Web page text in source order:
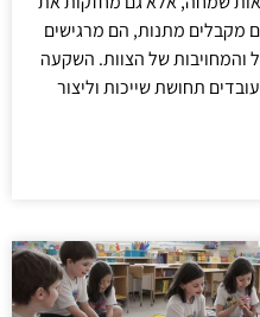
מקבלים מתנות, הם מרגישים
והמחויבות של הצוות. השקעה
תחושת שייכות וליצור